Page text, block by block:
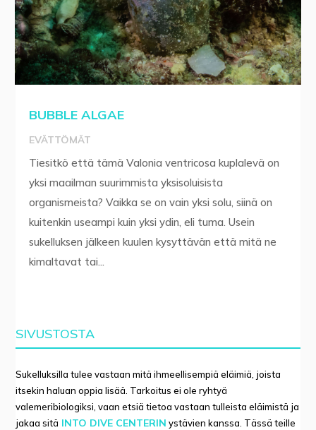
BUBBLE ALGAE
EVÄTTÖMÄT
Tiesitkö että tämä Valonia ventricosa kuplalevä on
yksi maailman suurimmista yksisoluisista
organismeista? Vaikka se on vain yksi solu, siinä on
kuitenkin useampi kuin yksi ydin, eli tuma. Usein
sukelluksen jälkeen kuulen kysyttävän että mitä ne
kimaltavat tai...
SIVUSTOSTA
Sukelluksilla tulee vastaan mitä ihmeellisempiä eläimiä, joista
itsekin haluan oppia lisää. Tarkoitus ei ole ryhtyä
valemeribiologiksi, vaan etsiä tietoa vastaan tulleista eläimistä ja
jakaa sitä INTO DIVE CENTERIN ystävien kanssa. Tässä teille